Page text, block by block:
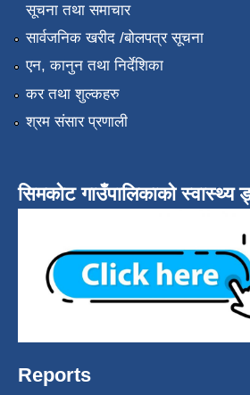
सूचना तथा समाचार
सार्वजनिक खरीद /बोलपत्र सूचना
एन, कानुन तथा निर्देशिका
कर तथा शुल्कहरु
श्रम संसार प्रणाली
सिमकोट गाउँपालिकाको स्वास्थ्य
Reports